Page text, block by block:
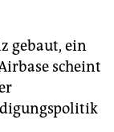
gebaut, ein
scheint